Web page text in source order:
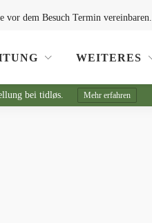
dem Besuch Termin vereinbaren.
WEITERES
bei tidløs. Mehr erfahren